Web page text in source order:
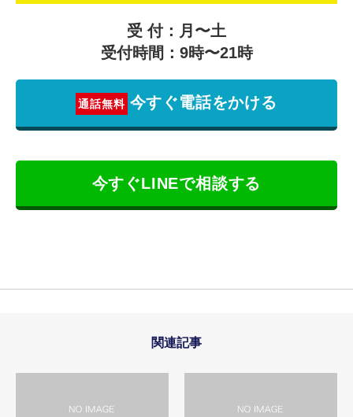
受 付：月〜土
受付時間：9時〜21時
通話無料 今すぐ電話をかける
今すぐLINEで相談する
関連記事